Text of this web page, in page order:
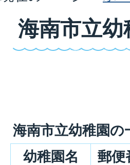
海南市立
海南市立幼稚園の
幼稚園名
郵便